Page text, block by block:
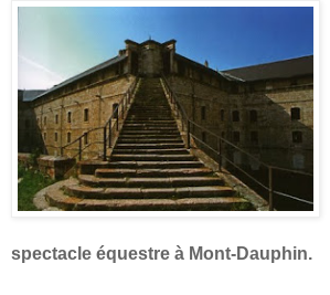
spectacle équestre à Mont-Dauphin.